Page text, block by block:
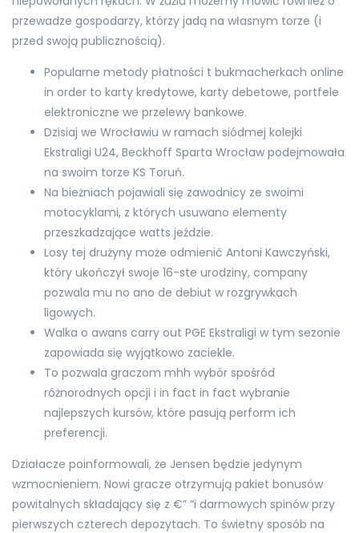
przewadze gospodarzy, którzy jadą na własnym torze (i
przed swoją publicznością).
Popularne metody płatności t bukmacherkach online
in order to karty kredytowe, karty debetowe, portfele
elektroniczne we przelewy bankowe.
Dzisiaj we Wrocławiu w ramach siódmej kolejki
Ekstraligi U24, Beckhoff Sparta Wrocław podejmowała
na swoim torze KS Toruń.
Na bieżniach pojawiali się zawodnicy ze swoimi
motocyklami, z których usuwano elementy
przeszkadzające watts jeździe.
Losy tej drużyny może odmienić Antoni Kawczyński,
który ukończył swoje 16-ste urodziny, company
pozwala mu no ano de debiut w rozgrywkach
ligowych.
Walka o awans carry out PGE Ekstraligi w tym sezonie
zapowiada się wyjątkowo zaciekle.
To pozwala graczom mhh wybór spośród
różnorodnych opcji i in fact in fact wybranie
najlepszych kursów, które pasują perform ich
preferencji.
Działacze poinformowali, że Jensen będzie jedynym
wzmocnieniem. Nowi gracze otrzymują pakiet bonusów
powitalnych składający się z €” “i darmowych spinów przy
pierwszych czterech depozytach. To świetny sposób na